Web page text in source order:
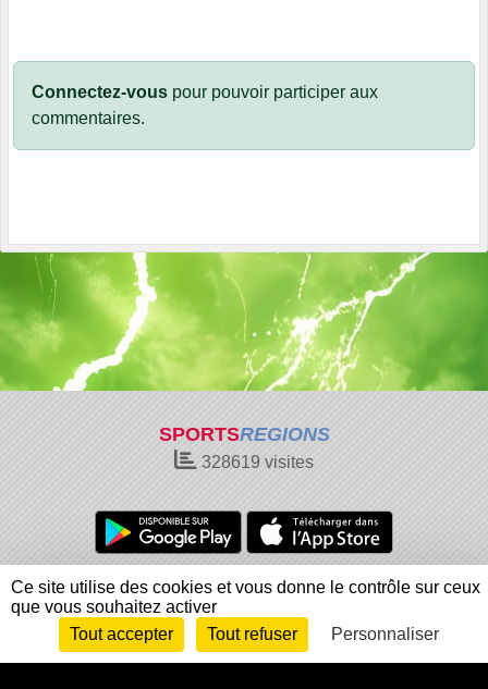
Connectez-vous pour pouvoir participer aux
commentaires.
SPORTSREGIONS
328619 visites
Charte cookies
Gestion des cookies
Informations légales
Signaler un contenu inapproprié
Envie de participer ?
Connexion
Ce site utilise des cookies et vous donne le contrôle sur ceux
que vous souhaitez activer
Tout accepter
Tout refuser Personnaliser